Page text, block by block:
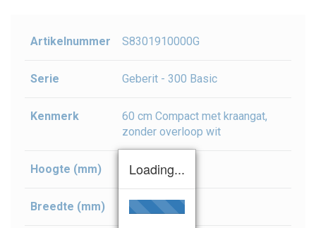
Artikelnummer S8301910000G
Serie Geberit - 300 Basic
Kenmerk
60 cm Compact met kraangat,
zonder overloop wit
Hoogte (mm) 180
Breedte (mm) 600
Loading...